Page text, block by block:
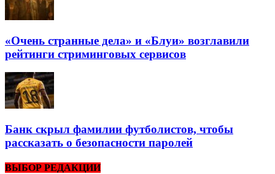
«Очень странные дела» и «Блуи» возглавили
рейтинги стриминговых сервисов
Банк скрыл фамилии футболистов, чтобы
рассказать о безопасности паролей
ВЫБОР РЕДАКЦИИ